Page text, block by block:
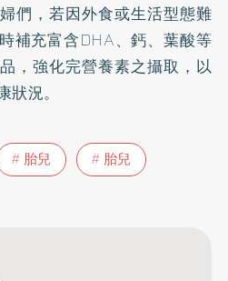
們，若因外食或生活型態難
補充富含DHA、鈣、葉酸等
，強化完營養素之攝取，以
況。
胎兒 胎兒